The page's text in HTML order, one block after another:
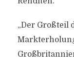
„Der Großteil